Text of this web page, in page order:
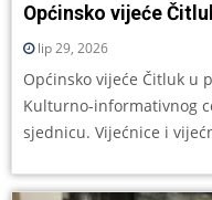
Općinsko vijeće
lip 29, 2026
Općinsko vijeće Čitluk u
Kulturno-informativnog
sjednicu. Vijećnice i